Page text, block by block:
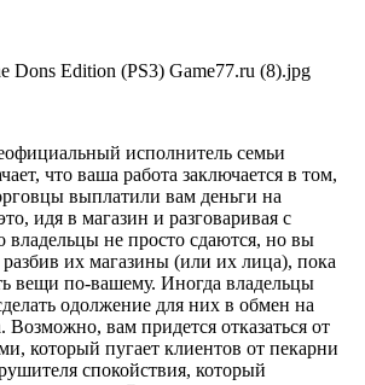
исполнитель семьи
что ваша работа заключается в том,
выплатили вам деньги на
идя в магазин и разговаривая с
не просто сдаются, но вы
разбив их магазины (или их лица), пока
вещи по-вашему. Иногда владельцы
одолжение для них в обмен на
Возможно, вам придется отказаться от
который пугает клиентов от пекарни
спокойствия, который